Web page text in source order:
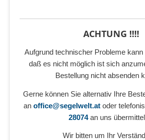
ACHTUNG !!!!
Aufgrund technischer Probleme
daß es nicht möglich ist sich
Bestellung nicht absenden
Gerne können Sie alternativ Ihre
an office@segelwelt.at oder
28074an uns
Wir bitten um Ihr